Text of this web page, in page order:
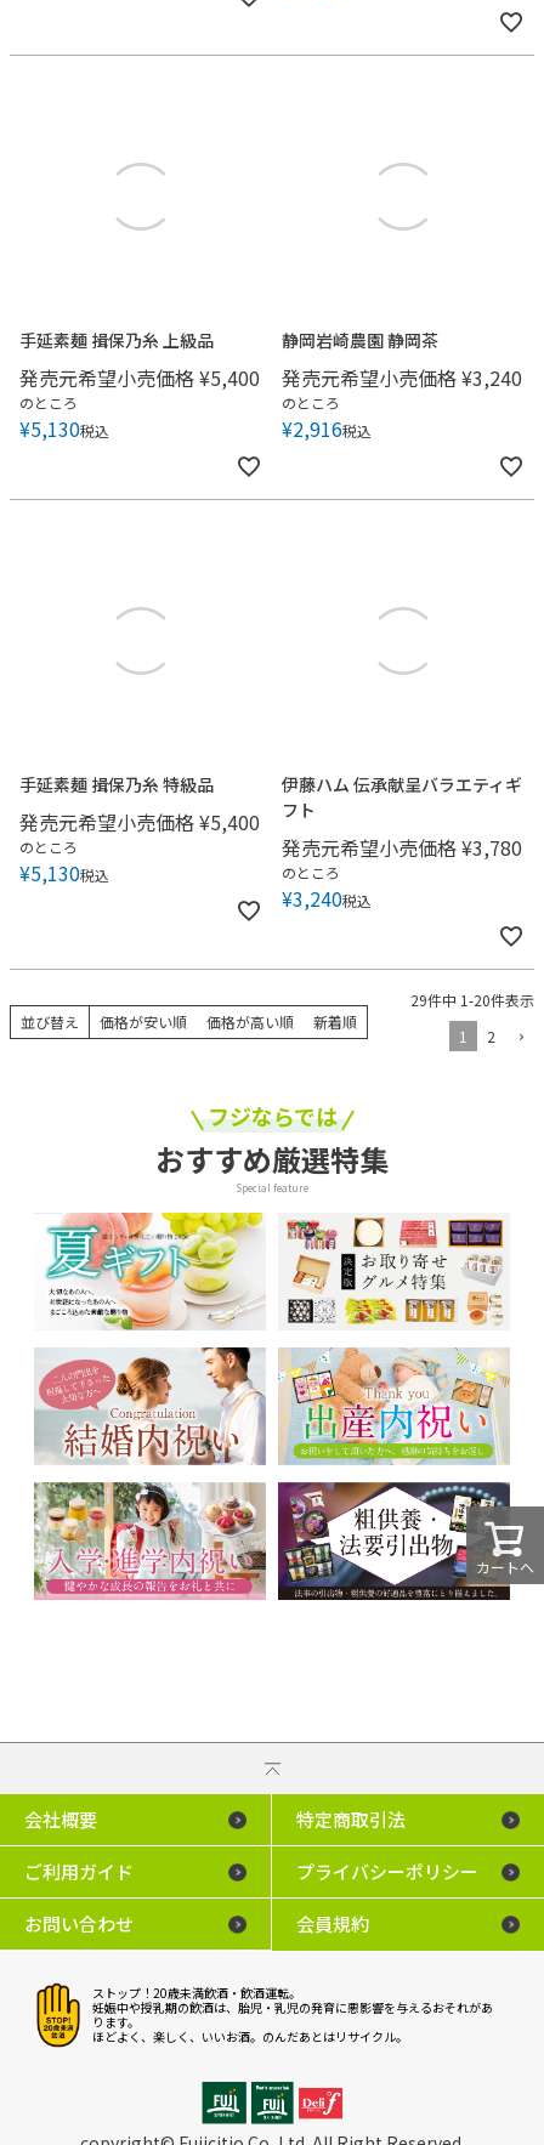
手延素麺 揖保乃糸 上級品
発売元希望小売価格¥5,400
のところ
¥5,130税込
静岡岩崎農園 静岡茶
発売元希望小売価格¥3,240
のところ
¥2,916税込
手延素麺 揖保乃糸 特級品
発売元希望小売価格¥5,400
のところ
¥5,130税込
伊藤ハム 伝承献呈バラエティギ
フト
発売元希望小売価格¥3,780
のところ
¥3,240税込
並び替え 価格が安い順 価格が高い順 新着順
29件中 1-20件表示
1
2
カートへ
フジならでは
おすすめ厳選特集
Special feature
会社概要 特定商取引法
ご利用ガイド プライバシーポリシー
お問い合わせ 会員規約
ストップ！20歳未満飲酒・飲酒運転。
妊娠中や授乳期の飲酒は、胎児・乳児の発育に悪影響を与えるおそれがあ
ります。
ほどよく、楽しく、いいお酒。のんだあとはリサイクル。